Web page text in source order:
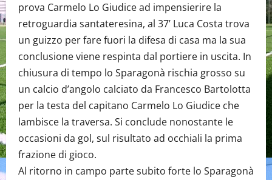
prova Carmelo Lo Giudice ad impensierire la
retroguardia santateresina, al 37’ Luca Costa trova
un guizzo per fare fuori la difesa di casa ma la sua
conclusione viene respinta dal portiere in uscita. In
chiusura di tempo lo Sparagonà rischia grosso su
un calcio d’angolo calciato da Francesco Bartolotta
per la testa del capitano Carmelo Lo Giudice che
lambisce la traversa. Si conclude nonostante le
occasioni da gol, sul risultato ad occhiali la prima
frazione di gioco.
Al ritorno in campo parte subito forte lo Sparagonà